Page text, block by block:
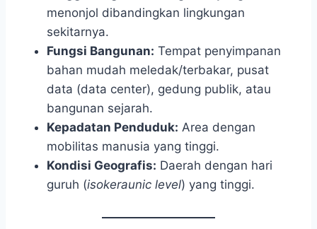
menonjol dibandingkan lingkungan
sekitarnya.
Fungsi Bangunan: Tempat penyimpanan
bahan mudah meledak/terbakar, pusat
data (data center), gedung publik, atau
bangunan sejarah.
Kepadatan Penduduk: Area dengan
mobilitas manusia yang tinggi.
Kondisi Geografis: Daerah dengan hari
guruh (isokeraunic level) yang tinggi.